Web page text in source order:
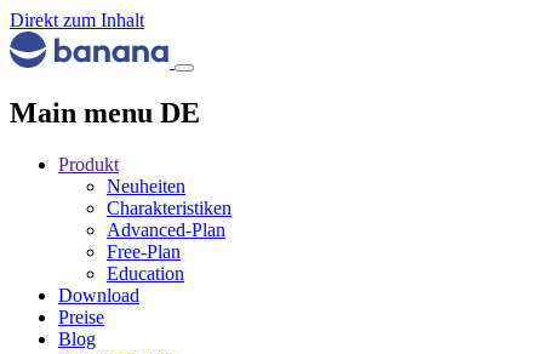
Direkt zum Inhalt
Main menu DE
Produkt
Neuheiten
Charakteristiken
Advanced-Plan
Free-Plan
Education
Download
Preise
Blog